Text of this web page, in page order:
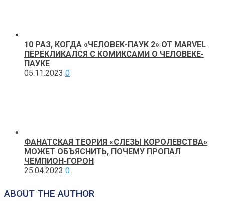
10 РАЗ, КОГДА «ЧЕЛОВЕК-ПАУК 2» ОТ MARVEL
ПЕРЕКЛИКАЛСЯ С КОМИКСАМИ О ЧЕЛОВЕКЕ-
ПАУКЕ
05.11.2023 0
ФАНАТСКАЯ ТЕОРИЯ «СЛЕЗЫ КОРОЛЕВСТВА»
МОЖЕТ ОБЪЯСНИТЬ, ПОЧЕМУ ПРОПАЛ
ЧЕМПИОН-ГОРОН
25.04.2023 0
ABOUT THE AUTHOR